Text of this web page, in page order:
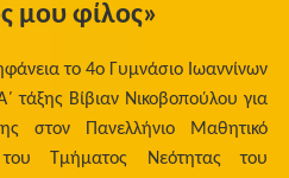
μου φίλος»
το 4ο Γυμνάσιο Ιωαννίνων
τάξης Βίβιαν Νικοβοπούλου για
στον Πανελλήνιο Μαθητικό
Τμήματος Νεότητας του